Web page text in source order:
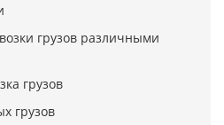
грузов различными
грузов
грузов